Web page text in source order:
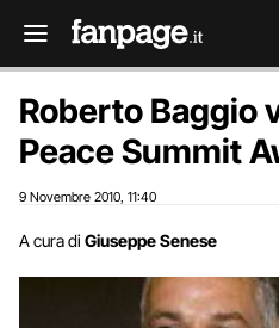
Roberto Baggio
Peace Summit
9 Novembre 2010 11:40
A cura di Giuseppe Senese